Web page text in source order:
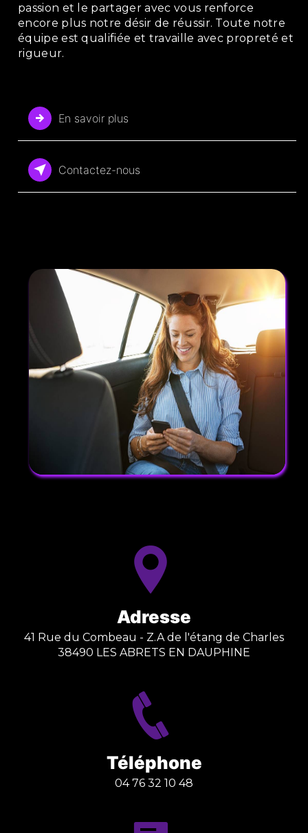
passion et le partager avec vous renforce
encore plus notre désir de réussir. Toute notre
équipe est qualifiée et travaille avec propreté et
rigueur.
En savoir plus
Contactez-nous
Adresse
41 Rue du Combeau - Z.A de l'étang de Charles
38490 LES ABRETS EN DAUPHINE
Téléphone
04 76 32 10 48